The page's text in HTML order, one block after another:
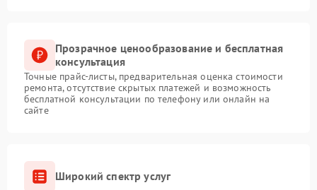
Прозрачное ценообразование и бесплатная
консультация
Точные прайс-листы, предварительная оценка стоимости
ремонта, отсутствие скрытых платежей и возможность
бесплатной консультации по телефону или онлайн на
сайте
Широкий спектр услуг